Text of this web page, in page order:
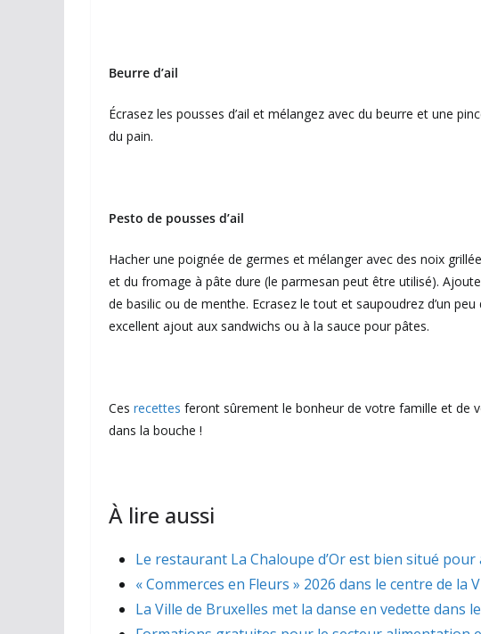
Beurre d’ail
Écrasez les pousses d’ail et mélangez avec du beurre et une
du pain.
Pesto de pousses d’ail
Hacher une poignée de germes et mélanger avec des noix
et du fromage à pâte dure (le parmesan peut être utilisé).
de basilic ou de menthe. Ecrasez le tout et saupoudrez d’un
excellent ajout aux sandwichs ou à la sauce pour pâtes.
Ces recettes feront sûrement le bonheur de votre famille et de
dans la bouche !
À lire aussi
Le restaurant La Chaloupe d’Or est bien situé pour
« Commerces en Fleurs » 2026 dans le centre de la
La Ville de Bruxelles met la danse en vedette dans